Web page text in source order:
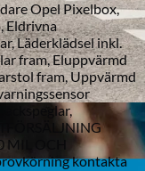
Opel Pixelbox,
Eldrivna
Läderklädsel inkl.
fram, Eluppvärmd
fram, Uppvärmd
OCH
kontakta